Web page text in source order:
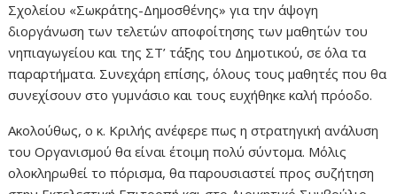
Σχολείου «Σωκράτης-Δημοσθένης» για την άψογη
διοργάνωση των τελετών αποφοίτησης των μαθητών του
νηπιαγωγείου και της ΣΤ’ τάξης του Δημοτικού, σε όλα τα
παραρτήματα. Συνεχάρη επίσης, όλους τους μαθητές που θα
συνεχίσουν στο γυμνάσιο και τους ευχήθηκε καλή πρόοδο.
Ακολούθως, ο κ. Κριλής ανέφερε πως η στρατηγική ανάλυση
του Οργανισμού θα είναι έτοιμη πολύ σύντομα. Μόλις
ολοκληρωθεί το πόρισμα, θα παρουσιαστεί προς συζήτηση